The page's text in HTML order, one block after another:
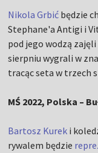
Nikola Grbić będzie
Stephane'a Antigi i
pod jego wodzą
sierpniu wygrali w
tracąc seta w trzech
MŚ 2022, Polska –
Bartosz Kurek i
rywalem będzie